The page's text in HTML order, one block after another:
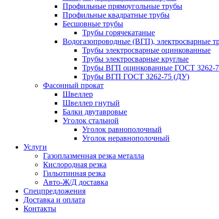
Профильные прямоугольные трубы
Профильные квадратные трубы
Бесшовные трубы
Трубы горячекатаные
Водогазопроводные (ВГП), электросварные
Трубы электросварные оцинкованные
Трубы электросварные круглые
Трубы ВГП оцинкованные ГОСТ 3262-
Трубы ВГП ГОСТ 3262-75 (ДУ)
Фасонный прокат
Швеллер
Швеллер гнутый
Балки двутавровые
Уголок стальной
Уголок равнополочный
Уголок неравнополочный
Услуги
Газоплазменная резка металла
Кислородная резка
Гильотинная резка
Авто-Ж/Д доставка
Спецпредложения
Доставка и оплата
Контакты